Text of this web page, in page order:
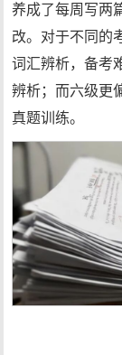
养成了每周写两
改。对于不同的
词汇辨析，备考
辨析；而六级更
真题训练。